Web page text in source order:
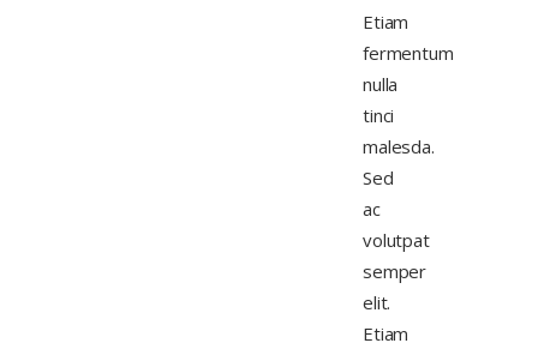
Etiam
fermentum
nulla
tinci
malesda.
Sed
ac
volutpat
semper
elit.
Etiam